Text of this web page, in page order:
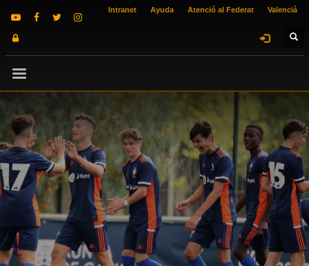
Intranet Ayuda Atenció al Federat Valencià